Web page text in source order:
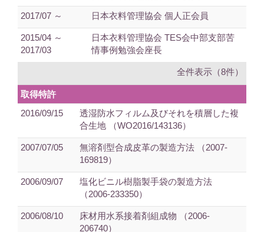
2017/07 ～ 日本衣料管理協会 個人正会員
2015/04 ～
2017/03
日本衣料管理協会 TES会中部支部苦
情事例勉強会座長
全件表示（8件）
取得特許
2016/09/15
透湿防水フィルム及びそれを積層した複
合生地 （WO2016/143136）
2007/07/05
無溶剤型合成皮革の製造方法 （2007-
169819）
2006/09/07
塩化ビニル樹脂製手袋の製造方法
（2006-233350）
2006/08/10
床材用水系接着剤組成物 （2006-
206740）